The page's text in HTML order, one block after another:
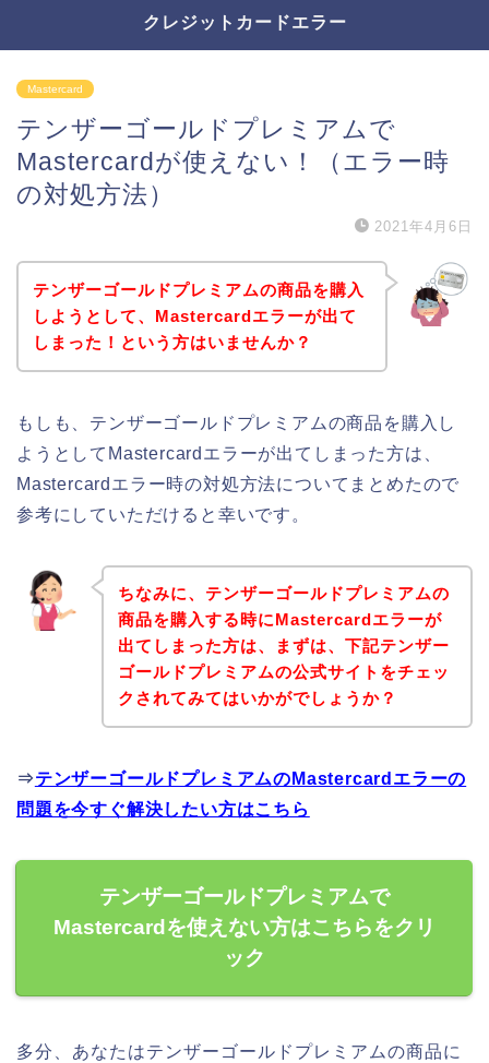
クレジットカードエラー
Mastercard
テンザーゴールドプレミアムで
Mastercardが使えない！（エラー時
の対処方法）
2021年4月6日
テンザーゴールドプレミアムの商品を購入
しようとして、Mastercardエラーが出て
しまった！という方はいませんか？
もしも、テンザーゴールドプレミアムの商品を購入し
ようとしてMastercardエラーが出てしまった方は、
Mastercardエラー時の対処方法についてまとめたので
参考にしていただけると幸いです。
ちなみに、テンザーゴールドプレミアムの
商品を購入する時にMastercardエラーが
出てしまった方は、まずは、下記テンザー
ゴールドプレミアムの公式サイトをチェッ
クされてみてはいかがでしょうか？
⇒テンザーゴールドプレミアムのMastercardエラーの
問題を今すぐ解決したい方はこちら
テンザーゴールドプレミアムで
Mastercardを使えない方はこちらをクリ
ック
多分、あなたはテンザーゴールドプレミアムの商品に